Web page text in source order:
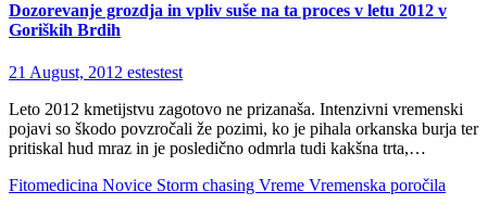
Dozorevanje grozdja in vpliv suše na ta proces v letu 2012 v
Goriških Brdih
21 August, 2012 estestest
Leto 2012 kmetijstvu zagotovo ne prizanaša. Intenzivni vremenski
pojavi so škodo povzročali že pozimi, ko je pihala orkanska burja ter
pritiskal hud mraz in je posledično odmrla tudi kakšna trta,…
Fitomedicina Novice Storm chasing Vreme Vremenska poročila